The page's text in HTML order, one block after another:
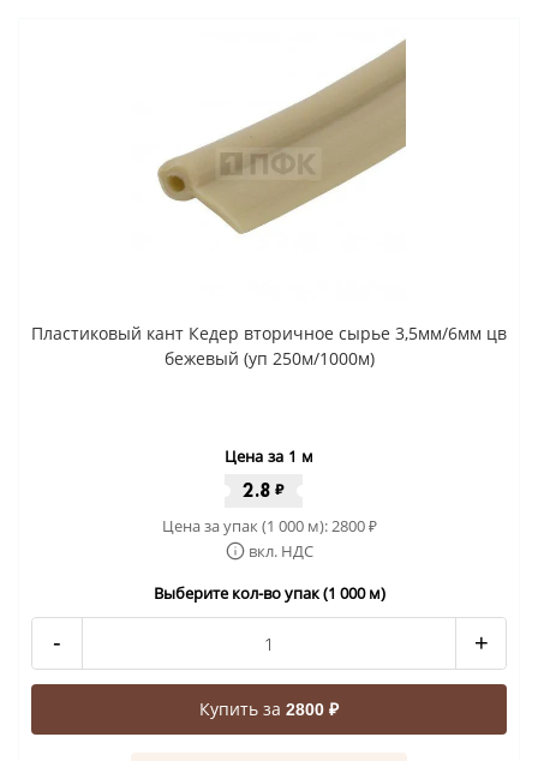
Пластиковый кант Кедер вторичное сырье 3,5мм/6мм цв
бежевый (уп 250м/1000м)
Цена за 1 м
2.8 ₽
Цена за упак (1 000 м):2800₽
вкл. НДС
Выберите кол-во упак (1 000 м)
- +
Купить за 2800 ₽